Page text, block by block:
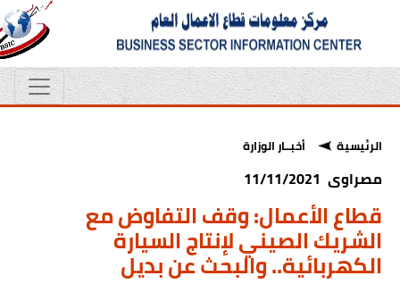
الرئيسية أخبــار الوزارة
مصراوى 11/11/2021
قطاع الأعمال: وقف التفاوض مع
الشريك الصيني لإنتاج السيارة
الكهربائية.. والبحث عن بديل